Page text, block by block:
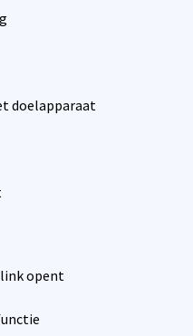
doelapparaat
link opent